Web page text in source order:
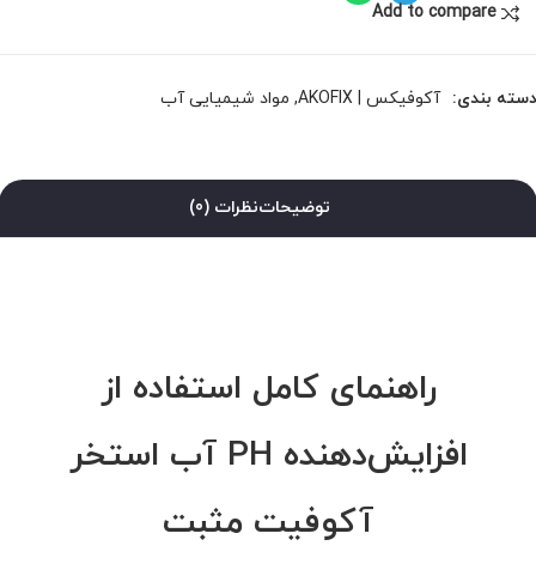
Add to compare
بندی: آکوفیکس | AKOFIX , مواد شیمیایی آب
توضیحاتنظرات (0)
راهنمای کامل استفاده از
افزایش‌دهنده PH آب استخر
آکوفیت مثبت